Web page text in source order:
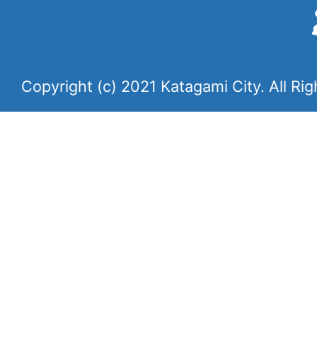
Copyright (c) 2021 Katagami City. All